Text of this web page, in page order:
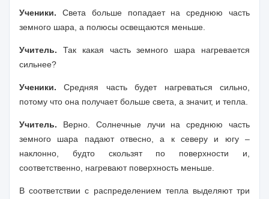
Ученики. Света больше попадает на среднюю часть
земного шара, а полюсы освещаются меньше.
Учитель. Так какая часть земного шара нагревается
сильнее?
Ученики. Средняя часть будет нагреваться сильно,
потому что она получает больше света, а значит, и тепла.
Учитель. Верно. Солнечные лучи на среднюю часть
земного шара падают отвесно, а к северу и югу –
наклонно, будто скользят по поверхности и,
соответственно, нагревают поверхность меньше.
В соответствии с распределением тепла выделяют три